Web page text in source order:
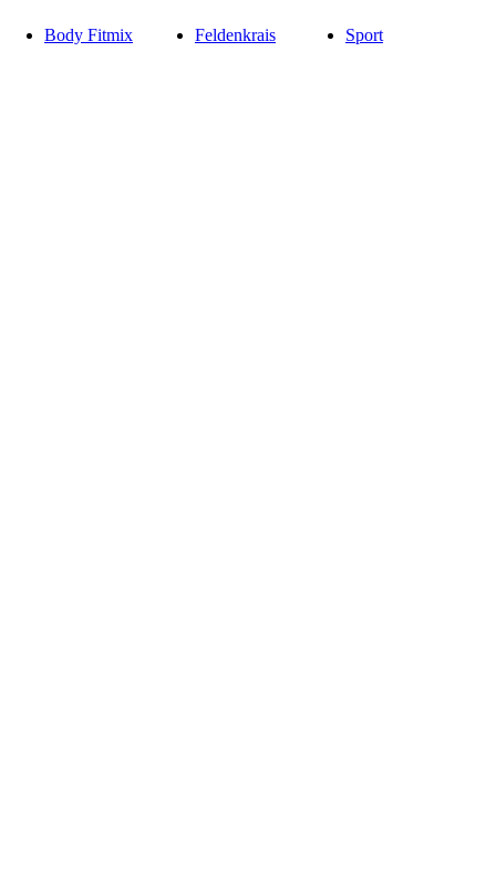
Body Fitmix Feldenkrais Sport